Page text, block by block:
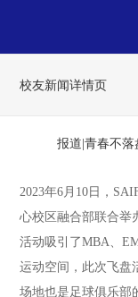
校友新闻详情页
报道|青春不落
2023年6月10日，
心校区融合部联合举
活动吸引了MBA、
运动空间，此次飞盘
场地也是足球俱乐部